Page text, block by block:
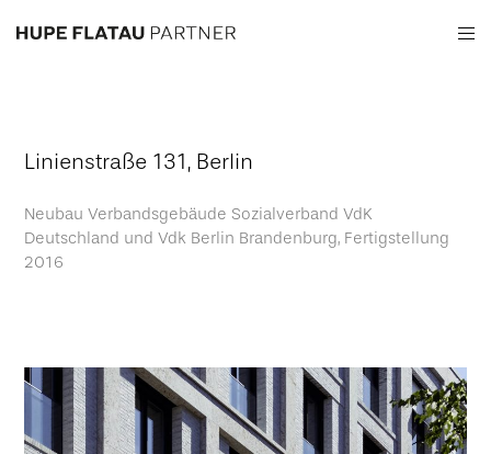
Linienstraße 131, Berlin
Neubau Verbandsgebäude Sozialverband VdK
Deutschland und Vdk Berlin Brandenburg, Fertigstellung
2016